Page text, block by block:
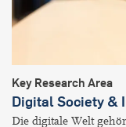
Key Research Area
Digital Society &
Die digitale Welt